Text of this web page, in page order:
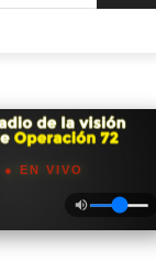
● EN VIVO